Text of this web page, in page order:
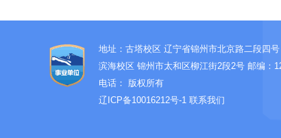
地址：古塔校区 辽宁省锦州市北京路二段四
滨海校区 锦州市太和区柳江街2段2号 邮编：
电话：
版权所有
辽ICP备10016212号-1 联系我们